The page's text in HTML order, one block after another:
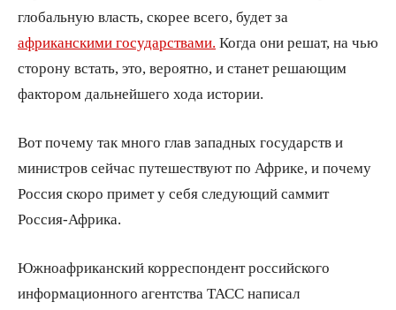
глобальную власть, скорее всего, будет за
африканскими государствами. Когда они решат, на чью
сторону встать, это, вероятно, и станет решающим
фактором дальнейшего хода истории.
Вот почему так много глав западных государств и
министров сейчас путешествуют по Африке, и почему
Россия скоро примет у себя следующий саммит
Россия-Африка.
Южноафриканский корреспондент российского
информационного агентства ТАСС написал